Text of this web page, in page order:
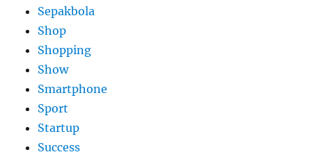
Sepakbola
Shop
Shopping
Show
Smartphone
Sport
Startup
Success